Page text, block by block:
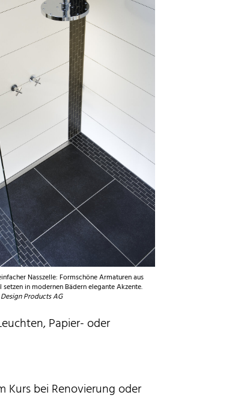
Nasszelle: Formschöne Armaturen aus
in modernen Bädern elegante Akzente.
Products AG
Papier- oder
Kurs bei Renovierung oder